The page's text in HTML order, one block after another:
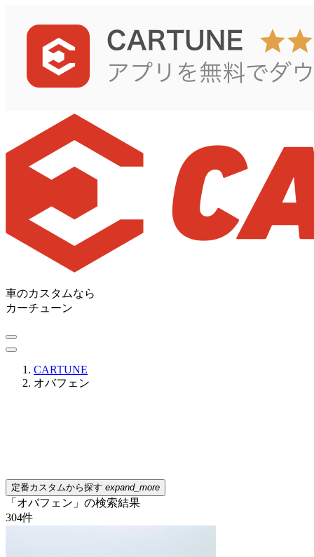
車のカスタムなら
カーチューン
CARTUNE
オバフェン
定番カスタムから探す expand_more
「オバフェン」の検索結果
304件